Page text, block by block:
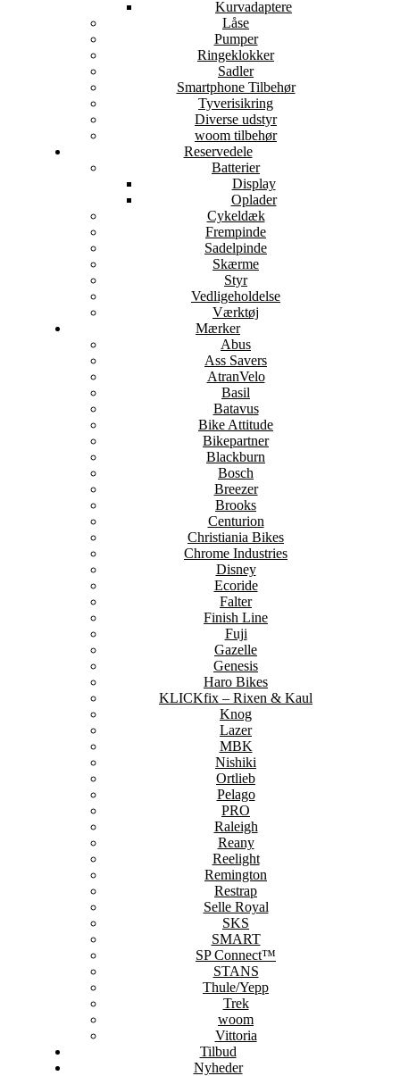
Kurvadaptere
Låse
Pumper
Ringeklokker
Sadler
Smartphone Tilbehør
Tyverisikring
Diverse udstyr
woom tilbehør
Reservedele
Batterier
Display
Oplader
Cykeldæk
Frempinde
Sadelpinde
Skærme
Styr
Vedligeholdelse
Værktøj
Mærker
Abus
Ass Savers
AtranVelo
Basil
Batavus
Bike Attitude
Bikepartner
Blackburn
Bosch
Breezer
Brooks
Centurion
Christiania Bikes
Chrome Industries
Disney
Ecoride
Falter
Finish Line
Fuji
Gazelle
Genesis
Haro Bikes
KLICKfix – Rixen & Kaul
Knog
Lazer
MBK
Nishiki
Ortlieb
Pelago
PRO
Raleigh
Reany
Reelight
Remington
Restrap
Selle Royal
SKS
SMART
SP Connect™
STANS
Thule/Yepp
Trek
woom
Vittoria
Tilbud
Nyheder